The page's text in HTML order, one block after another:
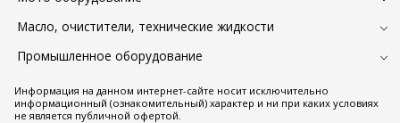
Масло, очистители, технические жидкости
Промышленное оборудование
Информация на данном интернет-сайте носит исключительно
информационный (ознакомительный) характер и ни при каких условиях
не является публичной офертой.